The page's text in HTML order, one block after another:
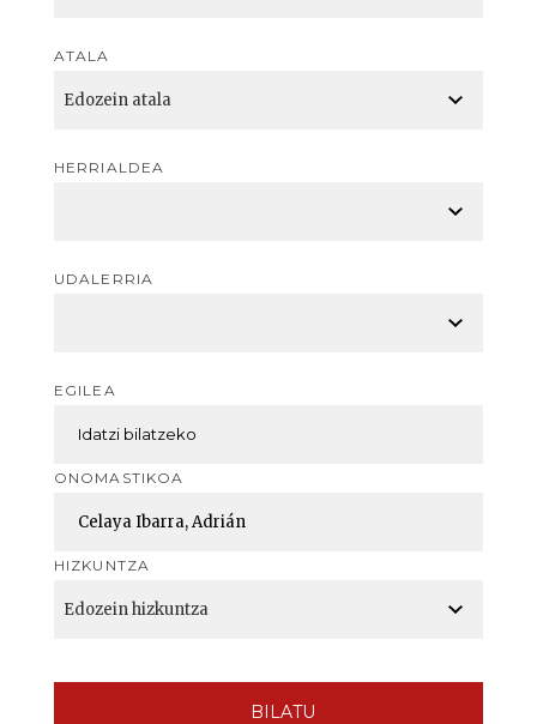
ATALA
HERRIALDEA
UDALERRIA
EGILEA
ONOMASTIKOA
HIZKUNTZA
BILATU